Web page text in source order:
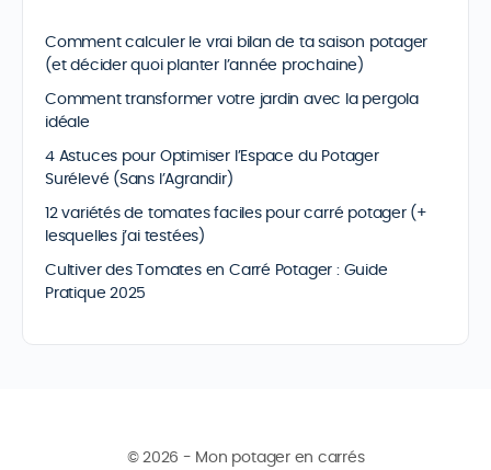
Comment calculer le vrai bilan de ta saison potager
(et décider quoi planter l’année prochaine)
Comment transformer votre jardin avec la pergola
idéale
4 Astuces pour Optimiser l’Espace du Potager
Surélevé (Sans l’Agrandir)
12 variétés de tomates faciles pour carré potager (+
lesquelles j’ai testées)
Cultiver des Tomates en Carré Potager : Guide
Pratique 2025
© 2026 - Mon potager en carrés